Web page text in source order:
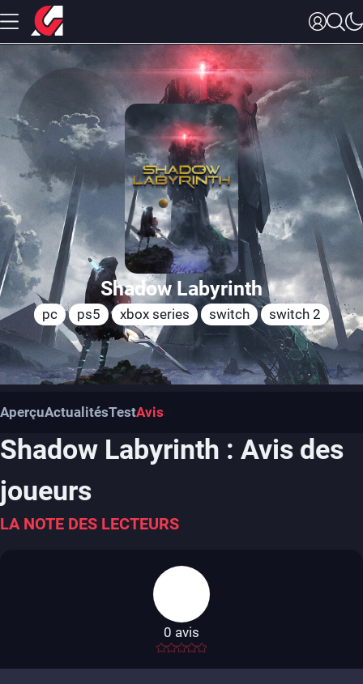
Shadow Labyrinth
pc ps5 xbox series switch switch 2
AperçuActualitésTestAvis
Shadow Labyrinth : Avis des
joueurs
LA NOTE DES LECTEURS
-
0 avis